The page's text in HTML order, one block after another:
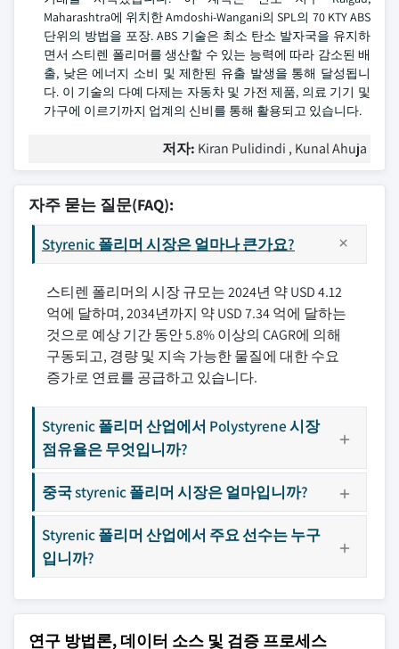
Maharashtra에 위치한 Amdoshi-Wangani의 SPL의 70 KTY ABS
단위의 방법을 포장. ABS 기술은 최소 탄소 발자국을 유지하
면서 스티렌 폴리머를 생산할 수 있는 능력에 따라 감소된 배
출, 낮은 에너지 소비 및 제한된 유출 발생을 통해 달성됩니
다. 이 기술의 다예 다제는 자동차 및 가전 제품, 의료 기기 및
가구에 이르기까지 업계의 신비를 통해 활용되고 있습니다.
저자: Kiran Pulidindi , Kunal Ahuja
자주 묻는 질문(FAQ):
Styrenic 폴리머 시장은 얼마나 큰가요?
스티렌 폴리머의 시장 규모는 2024년 약 USD 4.12
억에 달하며, 2034년까지 약 USD 7.34 억에 달하는
것으로 예상 기간 동안 5.8% 이상의 CAGR에 의해
구동되고, 경량 및 지속 가능한 물질에 대한 수요
증가로 연료를 공급하고 있습니다.
Styrenic 폴리머 산업에서 Polystyrene 시장
점유율은 무엇입니까?
중국 styrenic 폴리머 시장은 얼마입니까?
Styrenic 폴리머 산업에서 주요 선수는 누구
입니까?
연구 방법론, 데이터 소스 및 검증 프로세스